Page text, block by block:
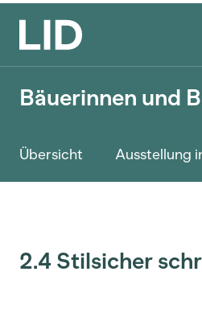
Bäuerinnen und
Übersicht Ausstellung
2.4 Stilsicher